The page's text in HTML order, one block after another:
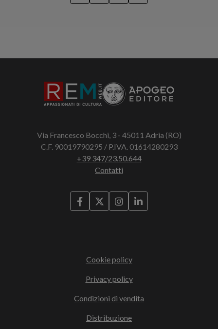
Via Francesco Bocchi, 3 - 45011 Adria (RO)
C.F. 90019790295 / P.IVA. 01614280293
+39 347/23.50.644
Contatti
Cookie policy
Privacy policy
Condizioni di vendita
Distribuzione